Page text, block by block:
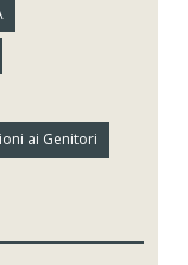
ai Genitori